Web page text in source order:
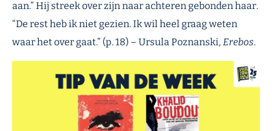
aan.” Hij streek over zijn naar achteren gebonden haar.
“De rest heb ik niet gezien. Ik wil heel graag weten
waar het over gaat.” (p. 18) – Ursula Poznanski, Erebos.